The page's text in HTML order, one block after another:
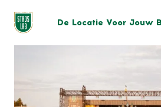
De Locatie Voor Jouw